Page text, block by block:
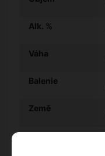
Alk. %
Váha
Balenie
Země
Obsah alkoholu